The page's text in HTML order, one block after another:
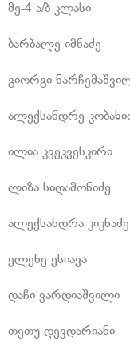
მე-4 ა/ბ კლასი
ბარბალე იმნაძე
გიორგი
ალექსანდრე
ილია კვეკვესკირი
ლიზა სიდამონიძე
ალექსანდრა კიკნაძე
ელენე ესიავა
დაჩი ვარდიაშვილი
თეთუ დევდარიანი